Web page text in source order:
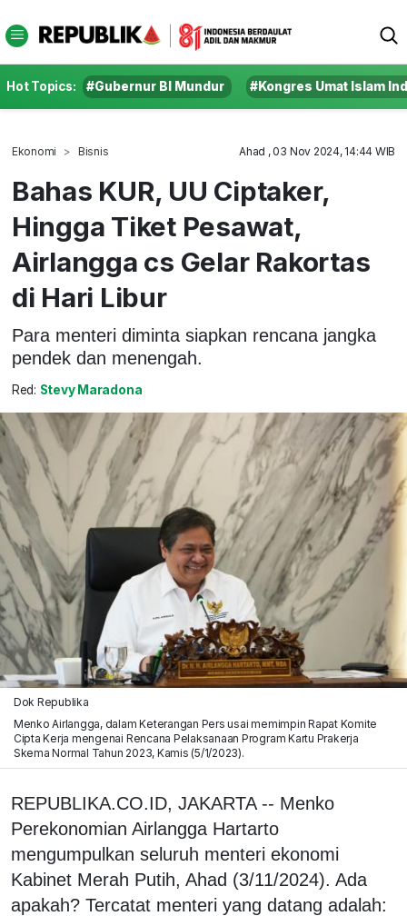
Hot Topics: #Gubernur BI Mundur #Kongres Umat Islam
Ekonomi Bisnis Ahad , 03 Nov 2024, 14:44 WIB
Bahas KUR, UU Ciptaker,
Hingga Tiket Pesawat,
Airlangga cs Gelar Rakortas
di Hari Libur
Para menteri diminta siapkan rencana jangka
pendek dan menengah.
Red: Stevy Maradona
Dok Republika
Menko Airlangga, dalam Keterangan Pers usai memimpin Rapat Komite
Cipta Kerja mengenai Rencana Pelaksanaan Program Kartu Prakerja
Skema Normal Tahun 2023, Kamis (5/1/2023).
REPUBLIKA.CO.ID, JAKARTA -- Menko
Perekonomian Airlangga Hartarto
mengumpulkan seluruh menteri ekonomi
Kabinet Merah Putih, Ahad (3/11/2024). Ada
apakah? Tercatat menteri yang datang adalah: